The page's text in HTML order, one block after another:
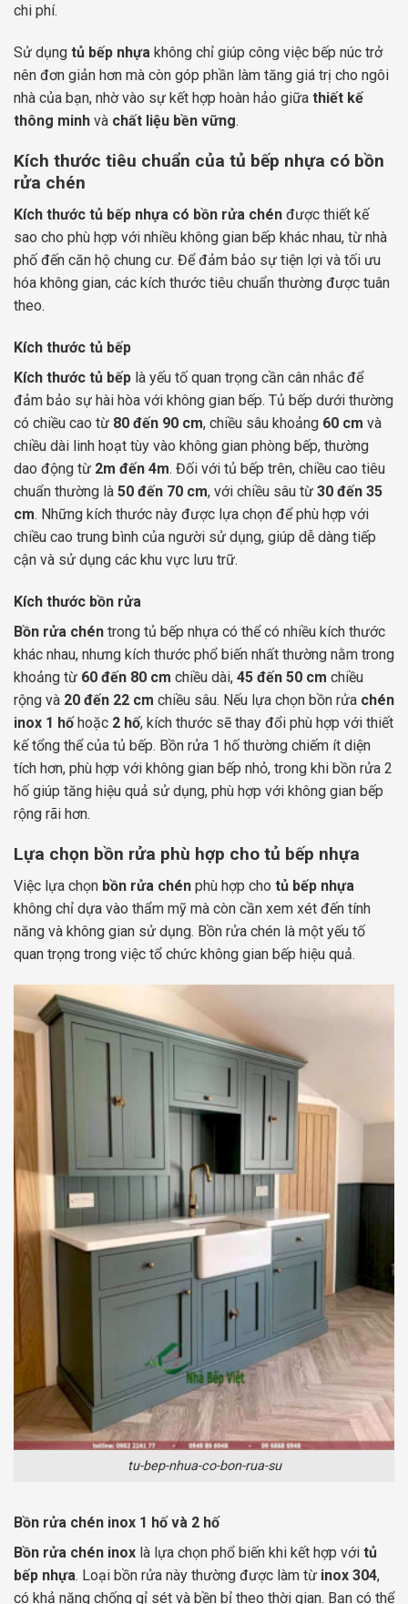
chi phí.
Sử dụng tủ bếp nhựa không chỉ giúp công việc bếp núc trở
nên đơn giản hơn mà còn góp phần làm tăng giá trị cho ngôi
nhà của bạn, nhờ vào sự kết hợp hoàn hảo giữa thiết kế
thông minh và chất liệu bền vững.
Kích thước tiêu chuẩn của tủ bếp nhựa có bồn
rửa chén
Kích thước tủ bếp nhựa có bồn rửa chén được thiết kế
sao cho phù hợp với nhiều không gian bếp khác nhau, từ nhà
phố đến căn hộ chung cư. Để đảm bảo sự tiện lợi và tối ưu
hóa không gian, các kích thước tiêu chuẩn thường được tuân
theo.
Kích thước tủ bếp
Kích thước tủ bếp là yếu tố quan trọng cần cân nhắc để
đảm bảo sự hài hòa với không gian bếp. Tủ bếp dưới thường
có chiều cao từ 80 đến 90 cm, chiều sâu khoảng 60 cm và
chiều dài linh hoạt tùy vào không gian phòng bếp, thường
dao động từ 2m đến 4m. Đối với tủ bếp trên, chiều cao tiêu
chuẩn thường là 50 đến 70 cm, với chiều sâu từ 30 đến 35
cm. Những kích thước này được lựa chọn để phù hợp với
chiều cao trung bình của người sử dụng, giúp dễ dàng tiếp
cận và sử dụng các khu vực lưu trữ.
Kích thước bồn rửa
Bồn rửa chén trong tủ bếp nhựa có thể có nhiều kích thước
khác nhau, nhưng kích thước phổ biến nhất thường nằm trong
khoảng từ 60 đến 80 cm chiều dài, 45 đến 50 cm chiều
rộng và 20 đến 22 cm chiều sâu. Nếu lựa chọn bồn rửa chén
inox 1 hốhoặc 2 hố, kích thước sẽ thay đổi phù hợp với thiết
kế tổng thể của tủ bếp. Bồn rửa 1 hố thường chiếm ít diện
tích hơn, phù hợp với không gian bếp nhỏ, trong khi bồn rửa 2
hố giúp tăng hiệu quả sử dụng, phù hợp với không gian bếp
rộng rãi hơn.
Lựa chọn bồn rửa phù hợp cho tủ bếp nhựa
Việc lựa chọn bồn rửa chén phù hợp cho tủ bếp nhựa
không chỉ dựa vào thẩm mỹ mà còn cần xem xét đến tính
năng và không gian sử dụng. Bồn rửa chén là một yếu tố
quan trọng trong việc tổ chức không gian bếp hiệu quả.
tu-bep-nhua-co-bon-rua-su
Bồn rửa chén inox 1 hố và 2 hố
Bồn rửa chén inox là lựa chọn phổ biến khi kết hợp với tủ
bếp nhựa. Loại bồn rửa này thường được làm từ inox 304,
có khả năng chống gỉ sét và bền bỉ theo thời gian. Bạn có thể